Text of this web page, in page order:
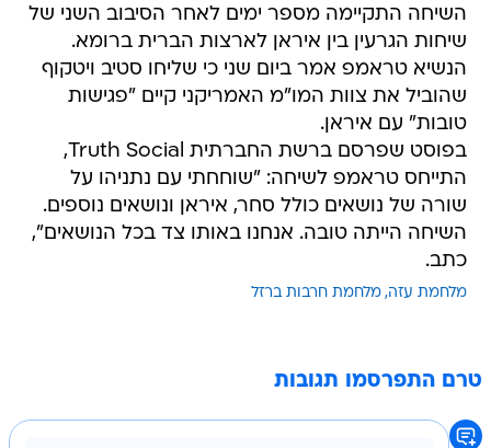
השיחה התקיימה מספר ימים לאחר הסיבוב השני של
שיחות הגרעין בין איראן לארצות הברית ברומא.
הנשיא טראמפ אמר ביום שני כי שליחו סטיב ויטקוף
שהוביל את צוות המו"מ האמריקני קיים "פגישות
טובות" עם איראן.
בפוסט שפרסם ברשת החברתית Truth Social,
התייחס טראמפ לשיחה: "שוחחתי עם נתניהו על
שורה של נושאים כולל סחר, איראן ונושאים נוספים.
השיחה הייתה טובה. אנחנו באותו צד בכל הנושאים",
כתב.
מלחמת עזה מלחמת חרבות ברזל
טרם התפרסמו תגובות